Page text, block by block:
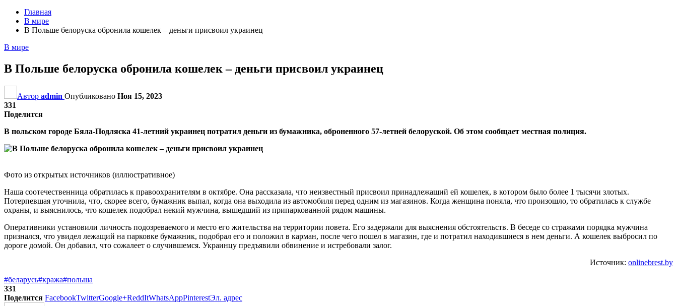
Главная
В мире
В Польше белоруска обронила кошелек – деньги присвоил украинец
В мире
В Польше белоруска обронила кошелек – деньги присвоил украинец
Автор admin Опубликовано Ноя 15, 2023
331
Поделится
В польском городе Бяла-Подляска 41-летний украинец потратил деньги из бумажника, оброненного 57-летней белоруской. Об этом сообщает местная полиция.
Фото из открытых источников (иллюстративное)
Наша соотечественница обратилась к правоохранителям в октябре. Она рассказала, что неизвестный присвоил принадлежащий ей кошелек, в котором было более 1 тысячи злотых.
Потерпевшая уточнила, что, скорее всего, бумажник выпал, когда она выходила из автомобиля перед одним из магазинов. Когда женщина поняла, что произошло, то обратилась к службе
охраны, и выяснилось, что кошелек подобрал некий мужчина, вышедший из припаркованной рядом машины.
Оперативники установили личность подозреваемого и место его жительства на территории повета. Его задержали для выяснения обстоятельств. В беседе со стражами порядка мужчина
признался, что увидел лежащий на парковке бумажник, подобрал его и положил в карман, после чего пошел в магазин, где и потратил находившиеся в нем деньги. А кошелек выбросил по
дороге домой. Он добавил, что сожалеет о случившемся. Украинцу предъявили обвинение и истребовали залог.
Источник: onlinebrest.by
#беларусь#кража#польша
331
Поделится FacebookTwitterGoogle+ReddItWhatsAppPinterestЭл. адрес